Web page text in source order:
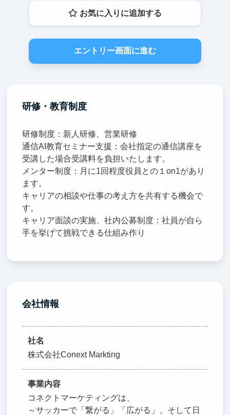
お気に入りに追加する
エントリー画面に進む
研修・教育制度
研修制度：新人研修、営業研修
通信AI教育セミナー支援：会社指定の通信講座を
受講した場合受講料を負担いたします。
メンター制度：月に1回程度役員との１on1があり
ます。
キャリアの相談や仕事の考え方を共有する機会で
す。
キャリア面談の実施、社内公募制度：社員が自ら
手を挙げて挑戦できる仕組み作り
会社情報
社名
株式会社Conext Markting
事業内容
コネクトマーケティングは、
～サッカーで「繋がる」「広がる」、そして日